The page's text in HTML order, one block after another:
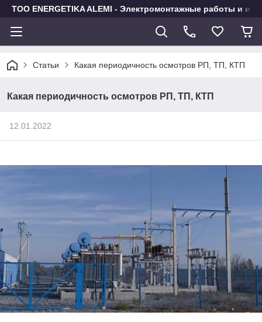
TOO ENERGETIKA ALEMI - Электромонтажные работы и
Статьи Какая периодичность осмотров РП, ТП, КТП
Какая периодичность осмотров РП, ТП, КТП
12.01.2022